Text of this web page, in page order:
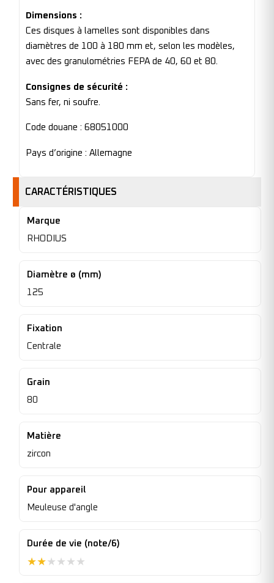
Dimensions :
Ces disques à lamelles sont disponibles dans
diamètres de 100 à 180 mm et, selon les modèles,
avec des granulométries FEPA de 40, 60 et 80.
Consignes de sécurité :
Sans fer, ni soufre.
Code douane : 68051000
Pays d’origine : Allemagne
CARACTÉRISTIQUES
Marque
RHODIUS
Diamètre ø (mm)
125
Fixation
Centrale
Grain
80
Matière
zircon
Pour appareil
Meuleuse d'angle
Durée de vie (note/6)
★★★ ★ ★ ★